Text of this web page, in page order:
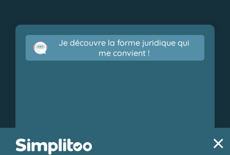
×
Je découvre la forme juridique qui
me convient !